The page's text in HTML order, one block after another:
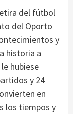
del fútbol
del Oporto
y
historia a
hubiese
y 24
en
los tiempos y